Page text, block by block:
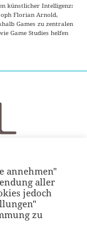
künstlicher Intelligenz:
Florian Arnold,
Games zu zentralen
Game Studies helfen
annehmen"
aller
jedoch
zu